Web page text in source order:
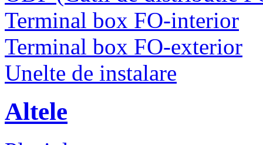
Terminal box FO-interior
Terminal box FO-exterior
Unelte de instalare
Altele